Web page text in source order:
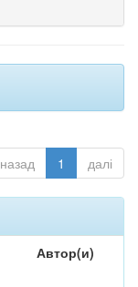
назад 1 далі
Автор(и)